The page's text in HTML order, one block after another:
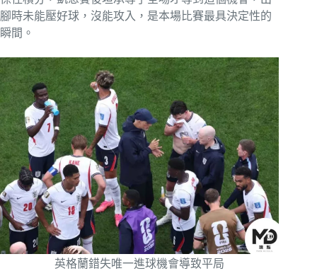
腳時未能壓好球，沒能攻入，是本場比賽最具決定性的
瞬間。
英格蘭錯失唯一進球機會導致平局